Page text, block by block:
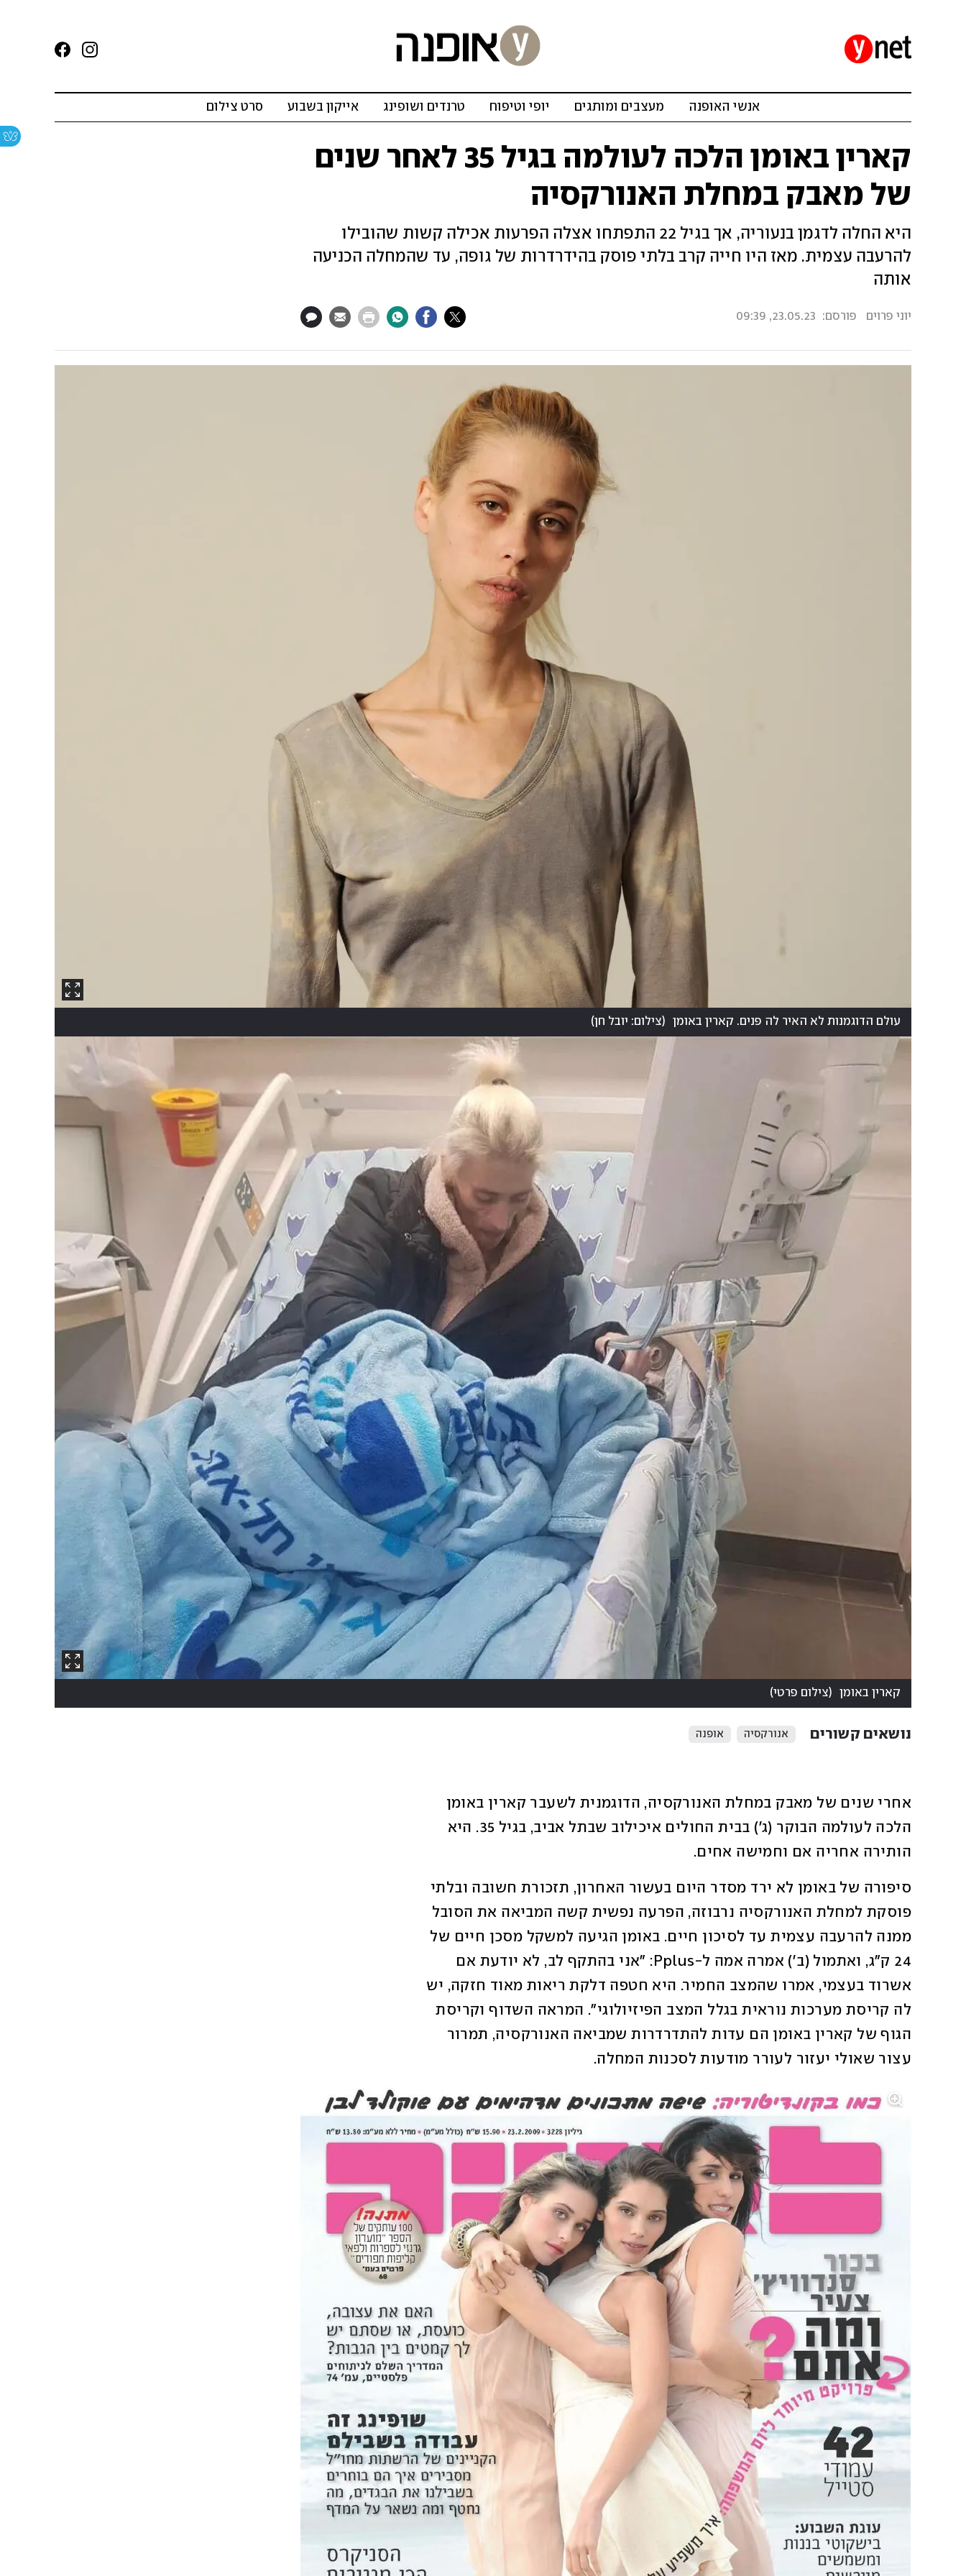
אנשי האופנה מעצבים ומותגים יופי וטיפוח טרנדים ושופינג אייקון בשבוע סרט צילום
קארין באומן הלכה לעולמה בגיל 35 לאחר שנים
של מאבק במחלת האנורקסיה
היא החלה לדגמן בנעוריה, אך בגיל 22 התפתחו אצלה הפרעות אכילה קשות שהובילו
להרעבה עצמית. מאז היו חייה קרב בלתי פוסק בהידרדרות של גופה, עד שהמחלה הכניעה
אותה
יוני פרוים פורסם: 23.05.23, 09:39
עולם הדוגמנות לא האיר לה פנים. קארין באומן (צילום: יובל חן)
קארין באומן (צילום פרטי)
נושאים קשורים אנורקסיה אופנה
הותירה אחריה אם וחמישה אחים.
לה קריסת מערכות נוראית בגלל המצב הפיזיולוגי". המראה השדוף וקריסת
עצור שאולי יעזור לעורר מודעות לסכנות המחלה.